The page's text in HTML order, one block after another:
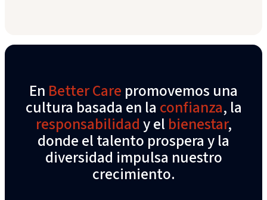
En Better Care promovemos una
cultura basada en la confianza, la
responsabilidady el bienestar,
donde el talento prospera y la
diversidad impulsa nuestro
crecimiento.